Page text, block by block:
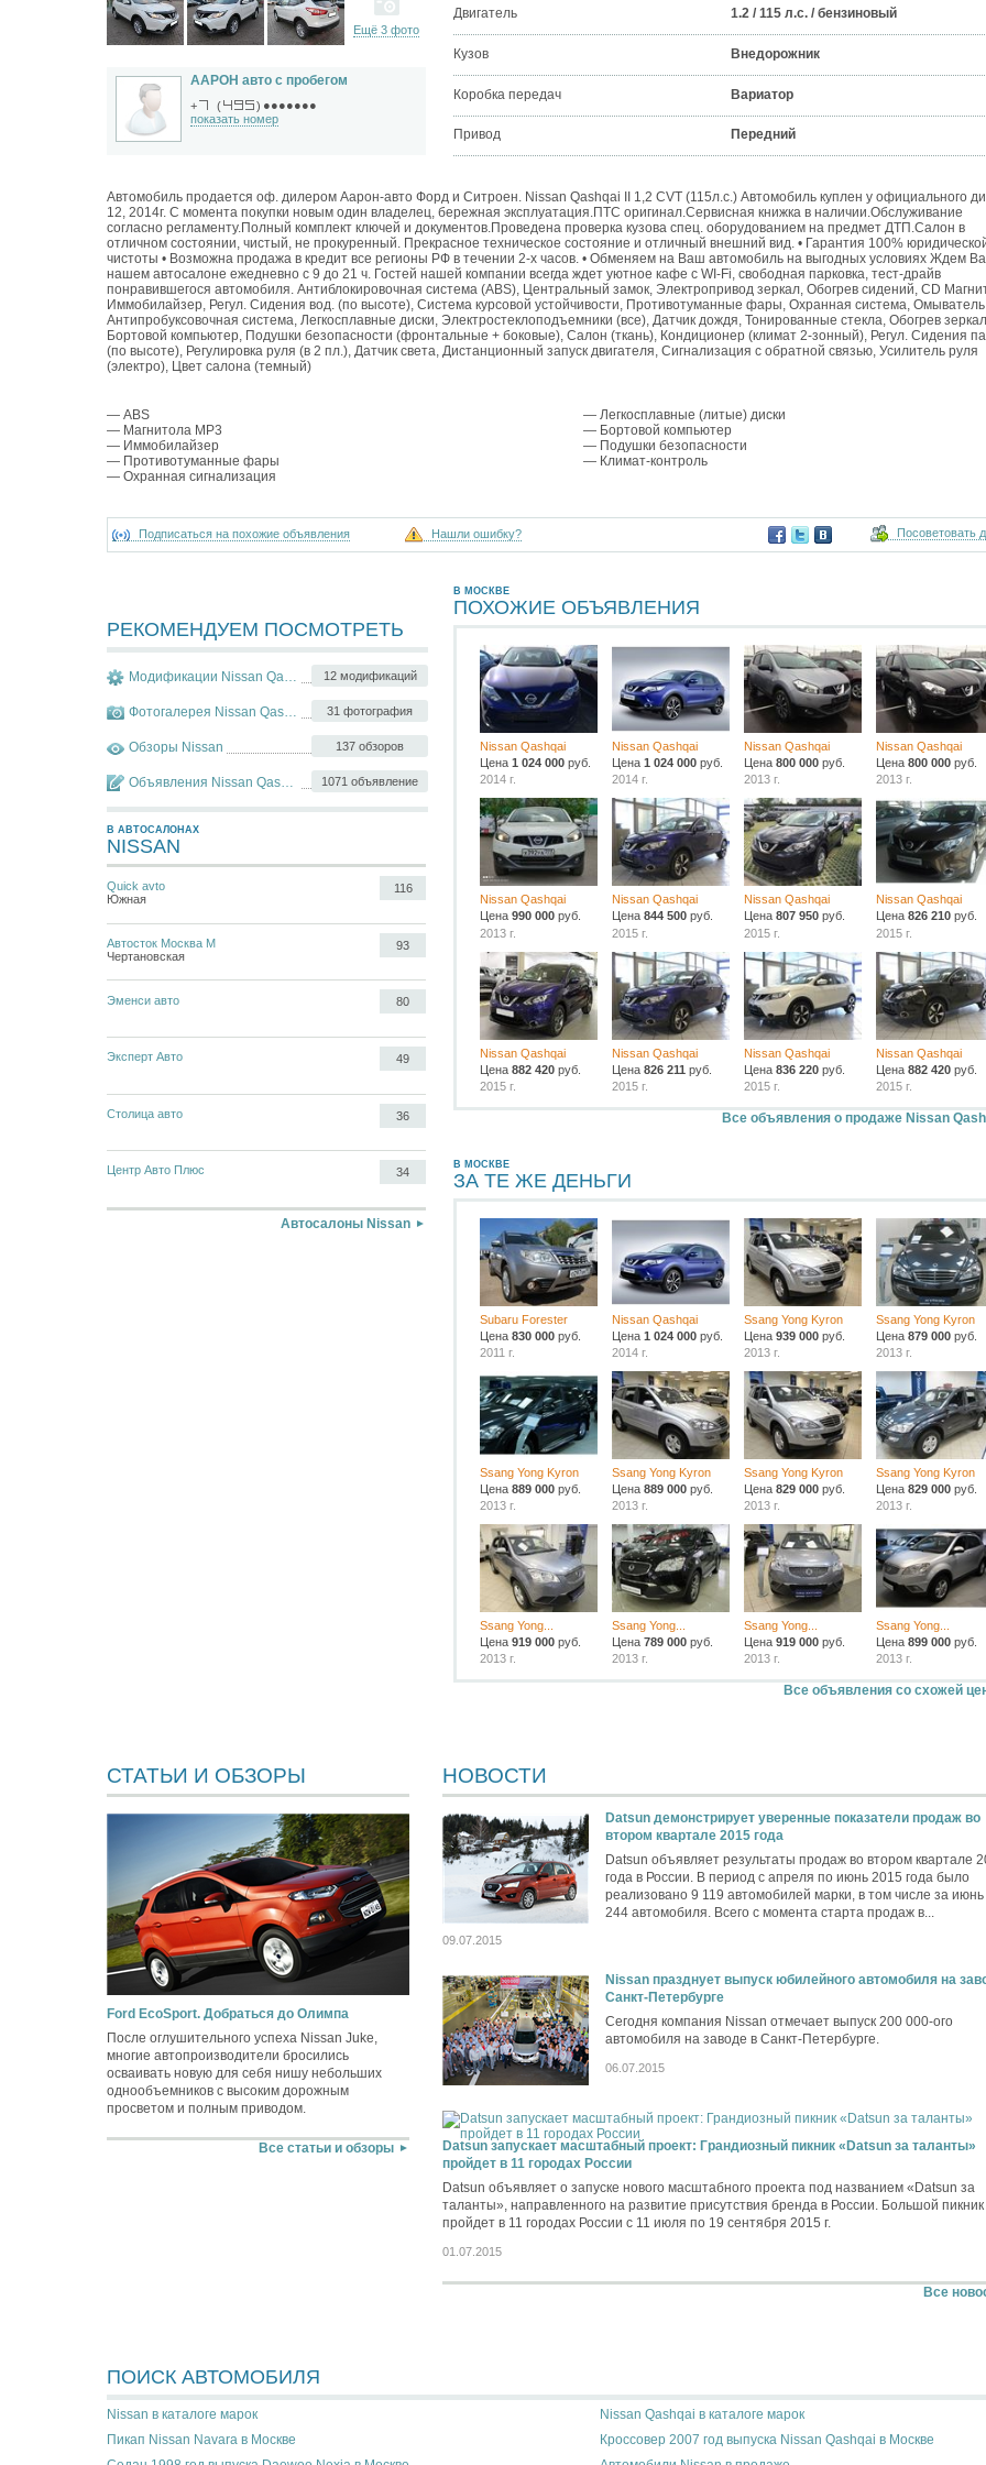
Ещё 3 фото
ААРОН авто с пробегом
+ ( ) ●●●●●●●
показать номер
Двигатель 1.2 / 115 л.с. / бензиновый
Кузов Внедорожник
Коробка передач Вариатор
Привод Передний
Автомобиль продается оф. дилером Аарон-авто Форд и Ситроен. Nissan Qashqai II 1,2 CVT (115л.с.) Автомобиль куплен у официального
12, 2014г. С момента покупки новым один владелец, бережная эксплуатация.ПТС оригинал.Сервисная книжка в наличии.Обслуживание
согласно регламенту.Полный комплект ключей и документов.Проведена проверка кузова спец. оборудованием на предмет ДТП.Салон в
отличном состоянии, чистый, не прокуренный. Прекрасное техническое состояние и отличный внешний вид. • Гарантия 100%
чистоты • Возможна продажа в кредит все регионы РФ в течении 2-х часов. • Обменяем на Ваш автомобиль на выгодных условиях Ждем
нашем автосалоне ежедневно с 9 до 21 ч. Гостей нашей компании всегда ждет уютное кафе с WI-Fi, свободная парковка, тест-драйв
понравившегося автомобиля. Антиблокировочная система (ABS), Центральный замок, Электропривод зеркал, Обогрев сидений, CD
Иммобилайзер, Регул. Сидения вод. (по высоте), Система курсовой устойчивости, Противотуманные фары, Охранная система,
Антипробуксовочная система, Легкосплавные диски, Электростеклоподъемники (все), Датчик дождя, Тонированные стекла, Обогрев
Бортовой компьютер, Подушки безопасности (фронтальные + боковые), Салон (ткань), Кондиционер (климат 2-зонный), Регул. Сидения
(по высоте), Регулировка руля (в 2 пл.), Датчик света, Дистанционный запуск двигателя, Cигнализация с обратной связью, Усилитель руля
(электро), Цвет салона (темный)
— ABS
— Магнитола MP3
— Иммобилайзер
— Противотуманные фары
— Охранная сигнализация
— Легкосплавные (литые) диски
— Бортовой компьютер
— Подушки безопасности
— Климат-контроль
Посоветовать
Подписаться на похожие объявления Нашли ошибку?
РЕКОМЕНДУЕМ ПОСМОТРЕТЬ
12 модификаций
Модификации Nissan Qashqai
31 фотография
Фотогалерея Nissan Qashqai
137 обзоров
Обзоры Nissan
1071 объявление
Объявления Nissan Qashqai
В АВТОСАЛОНАХ
NISSAN
Quick avto
Южная
116
Автосток Москва М
Чертановская
93
Эменси авто 80
Эксперт Авто 49
Столица авто 36
Центр Авто Плюс 34
Автосалоны Nissan
В МОСКВЕ
ПОХОЖИЕ ОБЪЯВЛЕНИЯ
Nissan Qashqai
Цена1 024 000 руб.
2014 г.
Nissan Qashqai
Цена1 024 000 руб.
2014 г.
Nissan Qashqai
Цена 800 000руб.
2013 г.
Nissan Qashqai
Цена 800 000руб.
2013 г.
Nissan Qashqai
Цена990 000 руб.
2013 г.
Nissan Qashqai
Цена844 500 руб.
2015 г.
Nissan Qashqai
Цена 807 950руб.
2015 г.
Nissan Qashqai
Цена 826 210руб.
2015 г.
Nissan Qashqai
Цена882 420 руб.
2015 г.
Nissan Qashqai
Цена826 211 руб.
2015 г.
Nissan Qashqai
Цена 836 220руб.
2015 г.
Nissan Qashqai
Цена 882 420руб.
2015 г.
Все объявления о продаже Nissan
В МОСКВЕ
ЗА ТЕ ЖЕ ДЕНЬГИ
Subaru Forester
Цена830 000 руб.
2011 г.
Nissan Qashqai
Цена1 024 000 руб.
2014 г.
Ssang Yong Kyron
Цена 939 000руб.
2013 г.
Ssang Yong Kyron
Цена 879 000руб.
2013 г.
Ssang Yong Kyron
Цена889 000 руб.
2013 г.
Ssang Yong Kyron
Цена889 000 руб.
2013 г.
Ssang Yong Kyron
Цена 829 000руб.
2013 г.
Ssang Yong Kyron
Цена 829 000руб.
2013 г.
Ssang Yong...
Цена919 000 руб.
2013 г.
Ssang Yong...
Цена789 000 руб.
2013 г.
Ssang Yong...
Цена 919 000руб.
2013 г.
Ssang Yong...
Цена 899 000руб.
2013 г.
Все объявления со схожей
СТАТЬИ И ОБЗОРЫ
Ford EcoSport. Добраться до Олимпа
После оглушительного успеха Nissan Juke,
многие автопроизводители бросились
осваивать новую для себя нишу небольших
однообъемников с высоким дорожным
просветом и полным приводом.
Все статьи и обзоры
НОВОСТИ
Datsun демонстрирует уверенные показатели продаж во
втором квартале 2015 года
Datsun объявляет результаты продаж во втором квартале
года в России. В период с апреля по июнь 2015 года было
реализовано 9 119 автомобилей марки, в том числе за
244 автомобиля. Всего с момента старта продаж в...
09.07.2015
Nissan празднует выпуск юбилейного автомобиля на
Санкт-Петербурге
Сегодня компания Nissan отмечает выпуск 200 000-ого
автомобиля на заводе в Санкт-Петербурге.
06.07.2015
Datsun запускает масштабный проект: Грандиозный пикник «Datsun за таланты»
пройдет в 11 городах России
Datsun объявляет о запуске нового масштабного проекта под названием «Datsun за
таланты», направленного на развитие присутствия бренда в России. Большой пикник
пройдет в 11 городах России с 11 июля по 19 сентября 2015 г.
01.07.2015
Все
ПОИСК АВТОМОБИЛЯ
Nissan в каталоге марок
Nissan Qashqai в каталоге марок
Пикап Nissan Navara в Москве
Кроссовер 2007 год выпуска Nissan Qashqai в Москве